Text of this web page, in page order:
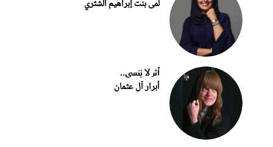
لمى بنت إبراهيم الشثري
أثر لا يُنسى..
أبرار آل عثمان